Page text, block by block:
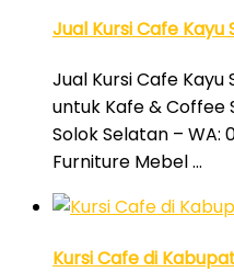
Jual Kursi Cafe Kayu
Jual Kursi Cafe
untuk Kafe & Coffee
Solok Selatan – WA:
Furniture Mebel …
Kursi Cafe di